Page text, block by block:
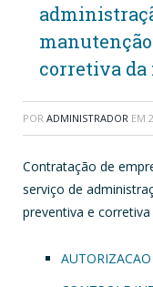
corretiva da
POR ADMINISTRADOR EM
Contratação de
serviço de
preventiva e